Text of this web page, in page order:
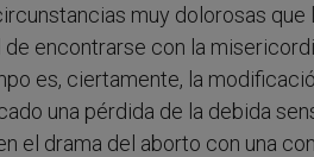
muy dolorosas
encontrarse con la
es, ciertamente, la
una pérdida de la debida
el drama del aborto con una